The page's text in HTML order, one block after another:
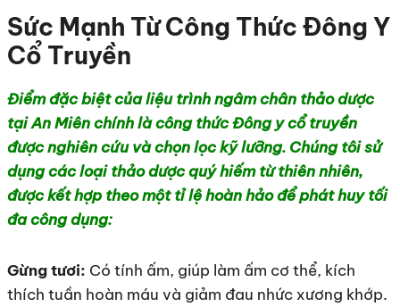
Sức Mạnh Từ Công Thức Đông Y
Cổ Truyền
Điểm đặc biệt của liệu trình ngâm chân thảo dược
tại An Miên chính là công thức Đông y cổ truyền
được nghiên cứu và chọn lọc kỹ lưỡng. Chúng tôi sử
dụng các loại thảo dược quý hiếm từ thiên nhiên,
được kết hợp theo một tỉ lệ hoàn hảo để phát huy tối
đa công dụng:
Gừng tươi: Có tính ấm, giúp làm ấm cơ thể, kích
thích tuần hoàn máu và giảm đau nhức xương khớp.